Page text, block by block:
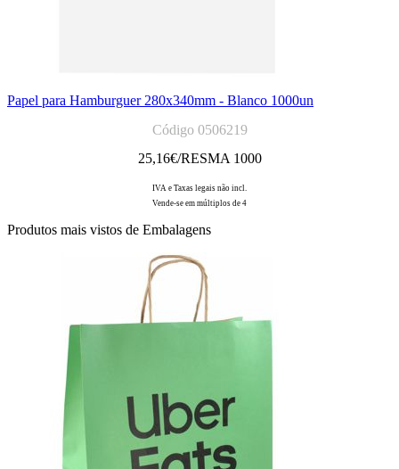
Papel para Hamburguer 280x340mm - Blanco 1000un
Código 0506219
25,16€/RESMA 1000
IVA e Taxas legais não incl.
Vende-se em múltiplos de 4
Produtos mais vistos de Embalagens